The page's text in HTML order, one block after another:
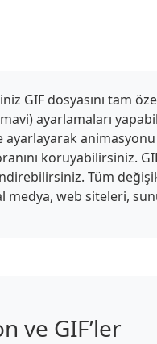
GIF dosyasını tam
mavi) ayarlamaları
koruyabilirsiniz.
Tüm
web siteleri,
ve GIF’ler